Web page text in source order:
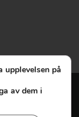
upplevelsen på
av dem i